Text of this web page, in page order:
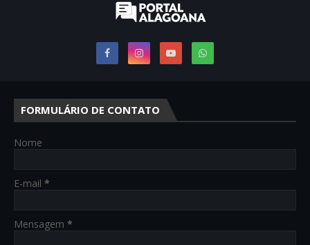
FORMULÁRIO DE CONTATO
Nome
E-mail *
Mensagem *